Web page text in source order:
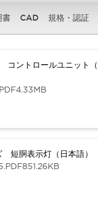
書 CAD 規格・認証
ントロールユニット
4.33MB
短胴表示灯（日本語）
.PDF851.26KB